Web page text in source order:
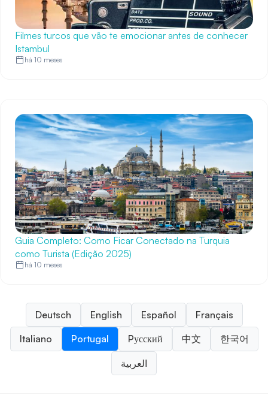
Filmes turcos que vão te emocionar antes de conhecer
Istambul
há 10 meses
Guia Completo: Como Ficar Conectado na Turquia
como Turista (Edição 2025)
há 10 meses
Deutsch English Español
Français
Italiano
Portugal Pусский 中文 한국어
العربية